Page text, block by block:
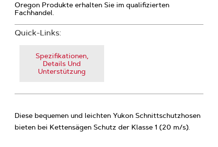
Oregon Produkte erhalten Sie im qualifizierten
Fachhandel.
Quick-Links:
Spezifikationen,
Details Und
Unterstützung
Diese bequemen und leichten Yukon Schnittschutzhosen
bieten bei Kettensägen Schutz der Klasse 1 (20 m/s).